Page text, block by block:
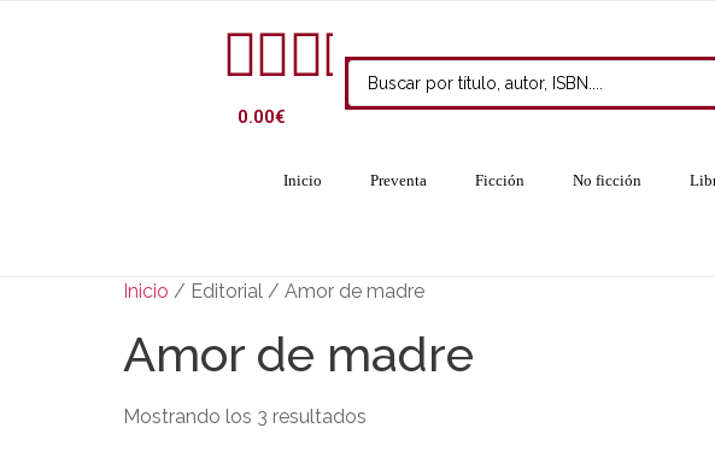
0.00€
Inicio Preventa Ficción No ficción
Inicio / Editorial / Amor de madre
Amor de madre
Mostrando los 3 resultados